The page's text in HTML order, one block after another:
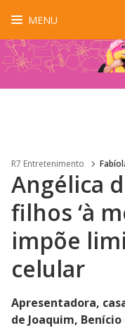
MENU
R7 Entretenimento
Angélica
filhos ‘à
impõe
celular
Apresentadora,
de Joaquim,